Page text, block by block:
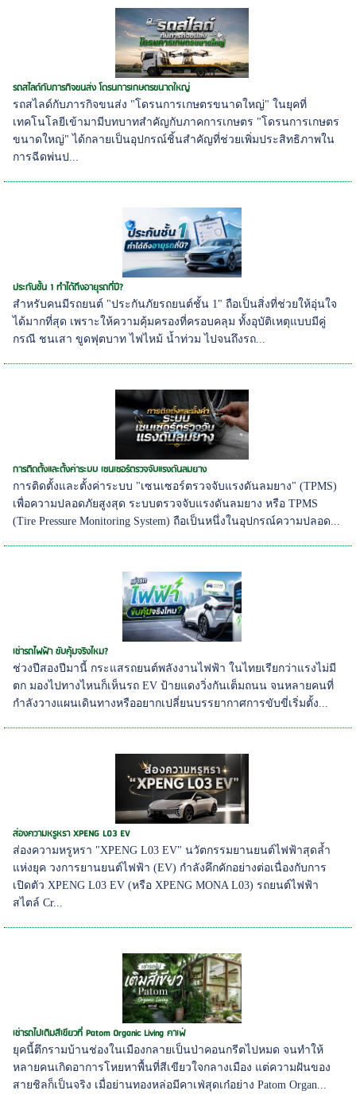
รถสไลด์กับภารกิจขนส่ง โดรนการเกษตรขนาดใหญ่
รถสไลด์กับภารกิจขนส่ง "โดรนการเกษตรขนาดใหญ่" ในยุคที่
เทคโนโลยีเข้ามามีบทบาทสำคัญกับภาคการเกษตร "โดรนการเกษตร
ขนาดใหญ่" ได้กลายเป็นอุปกรณ์ชิ้นสำคัญที่ช่วยเพิ่มประสิทธิภาพใน
การฉีดพ่นป...
ประกันชั้น 1 ทำได้ถึงอายุรถกี่ปี?
สำหรับคนมีรถยนต์ "ประกันภัยรถยนต์ชั้น 1" ถือเป็นสิ่งที่ช่วยให้อุ่นใจ
ได้มากที่สุด เพราะให้ความคุ้มครองที่ครอบคลุม ทั้งอุบัติเหตุแบบมีคู่
กรณี ชนเสา ขูดฟุตบาท ไฟไหม้ น้ำท่วม ไปจนถึงรถ...
การติดตั้งและตั้งค่าระบบ เซนเซอร์ตรวจจับแรงดันลมยาง
การติดตั้งและตั้งค่าระบบ "เซนเซอร์ตรวจจับแรงดันลมยาง" (TPMS)
เพื่อความปลอดภัยสูงสุด ระบบตรวจจับแรงดันลมยาง หรือ TPMS
(Tire Pressure Monitoring System) ถือเป็นหนึ่งในอุปกรณ์ความปลอด...
เช่ารถไฟฟ้า ขับคุ้มจริงไหม?
ช่วงปีสองปีมานี้ กระแสรถยนต์พลังงานไฟฟ้า ในไทยเรียกว่าแรงไม่มี
ตก มองไปทางไหนก็เห็นรถ EV ป้ายแดงวิ่งกันเต็มถนน จนหลายคนที่
กำลังวางแผนเดินทางหรืออยากเปลี่ยนบรรยากาศการขับขี่เริ่มตั้ง...
ส่องความหรูหรา XPENG L03 EV
ส่องความหรูหรา "XPENG L03 EV" นวัตกรรมยานยนต์ไฟฟ้าสุดล้ำ
แห่งยุค วงการยานยนต์ไฟฟ้า (EV) กำลังคึกคักอย่างต่อเนื่องกับการ
เปิดตัว XPENG L03 EV (หรือ XPENG MONA L03) รถยนต์ไฟฟ้า
สไตล์ Cr...
เช่ารถไปเติมสีเขียวที่ Patom Organic Living คาเฟ่
ยุคนี้ตึกรามบ้านช่องในเมืองกลายเป็นป่าคอนกรีตไปหมด จนทำให้
หลายคนเกิดอาการโหยหาพื้นที่สีเขียวใจกลางเมือง แต่ความฝันของ
สายชิลก็เป็นจริง เมื่อย่านทองหล่อมีคาเฟ่สุดเก๋อย่าง Patom Organ...